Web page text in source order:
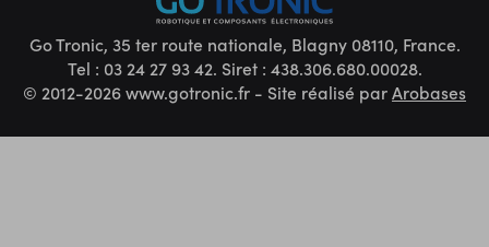
Go Tronic, 35 ter route nationale, Blagny 08110, France.
Tel : 03 24 27 93 42. Siret : 438.306.680.00028.
© 2012-2026 www.gotronic.fr - Site réalisé parArobases